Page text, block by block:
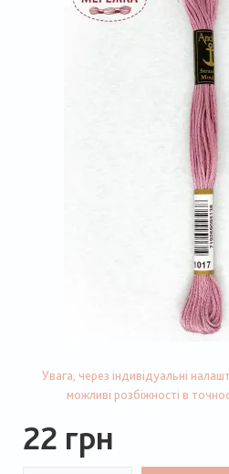
Увага, через індивідуальні
можливі розбіжності в
22 грн